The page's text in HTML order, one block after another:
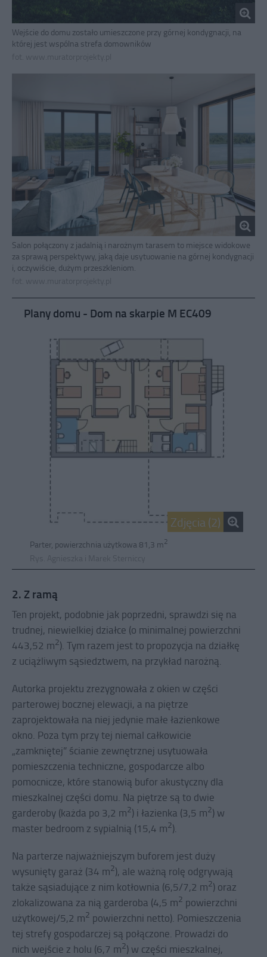
Wejście do domu zostało umieszczone przy górnej kondygnacji, na
której jest wspólna strefa domowników
Salon połączony z jadalnią i narożnym tarasem to miejsce widokowe
za sprawą perspektywy, jaką daje usytuowanie na górnej kondygnacji
i, oczywiście, dużym przeszkleniom.
Plany domu - Dom na skarpie M EC409
Zdjęcia (2)
Parter, powierzchnia użytkowa 81,3 m2
2. Z ramą
Ten projekt, podobnie jak poprzedni, sprawdzi się na
trudnej, niewielkiej działce (o minimalnej powierzchni
443,52 m2). Tym razem jest to propozycja na działkę
z uciążliwym sąsiedztwem, na przykład narożną.
Autorka projektu zrezygnowała z okien w części
parterowej bocznej elewacji, a na piętrze
zaprojektowała na niej jedynie małe łazienkowe
okno. Poza tym przy tej niemal całkowicie
„zamkniętej” ścianie zewnętrznej usytuowała
pomieszczenia techniczne, gospodarcze albo
pomocnicze, które stanowią bufor akustyczny dla
mieszkalnej części domu. Na piętrze są to dwie
garderoby (każda po 3,2 m2) i łazienka (3,5 m2) w
master bedroom z sypialnią (15,4 m2).
Na parterze najważniejszym buforem jest duży
wysunięty garaż (34 m2), ale ważną rolę odgrywają
także sąsiadujące z nim kotłownia (6,5/7,2 m2) oraz
zlokalizowana za nią garderoba (4,5 m2 powierzchni
użytkowej/5,2 m2 powierzchni netto). Pomieszczenia
tej strefy gospodarczej są połączone. Prowadzi do
nich wejście z holu (6,7 m2) w części mieszkalnej,